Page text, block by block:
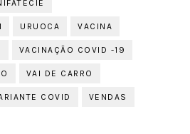
URUOCA VACINA
VACINAÇÃO COVID -19
VAI DE CARRO
COVID VENDAS